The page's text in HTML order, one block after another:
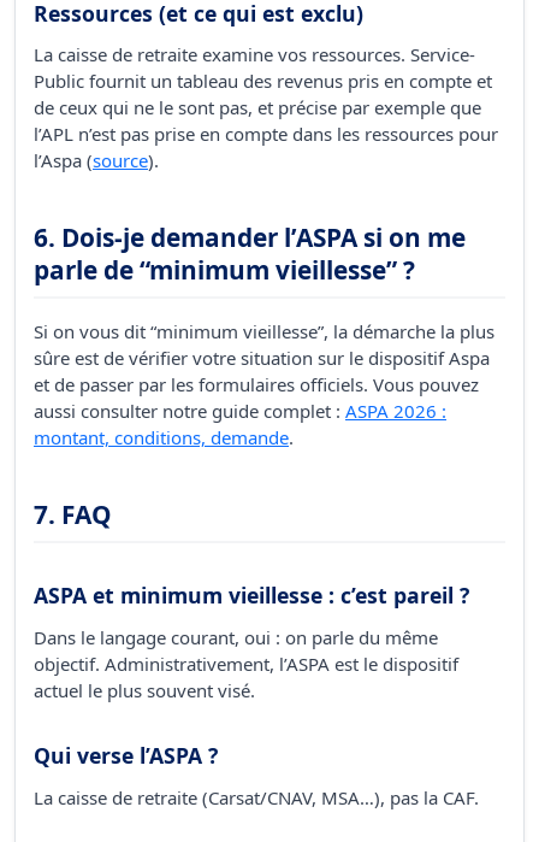
Ressources (et ce qui est exclu)
La caisse de retraite examine vos ressources. Service-
Public fournit un tableau des revenus pris en compte et
de ceux qui ne le sont pas, et précise par exemple que
l’APL n’est pas prise en compte dans les ressources pour
l’Aspa (source).
6. Dois-je demander l’ASPA si on me
parle de “minimum vieillesse” ?
Si on vous dit “minimum vieillesse”, la démarche la plus
sûre est de vérifier votre situation sur le dispositif Aspa
et de passer par les formulaires officiels. Vous pouvez
aussi consulter notre guide complet : ASPA 2026 :
montant, conditions, demande.
7. FAQ
ASPA et minimum vieillesse : c’est pareil ?
Dans le langage courant, oui : on parle du même
objectif. Administrativement, l’ASPA est le dispositif
actuel le plus souvent visé.
Qui verse l’ASPA ?
La caisse de retraite (Carsat/CNAV, MSA…), pas la CAF.